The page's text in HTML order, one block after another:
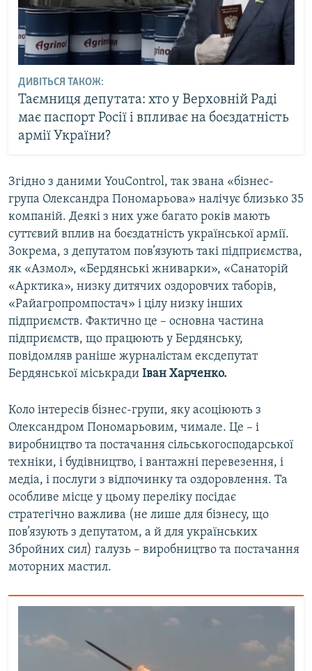
ДИВІТЬСЯ ТАКОЖ:
Таємниця депутата: хто у Верховній Раді
має паспорт Росії і впливає на боєздатність
армії України?
Згідно з даними YouControl, так звана «бізнес-
група Олександра Пономарьова» налічує близько 35
компаній. Деякі з них уже багато років мають
суттєвий вплив на боєздатність української армії.
Зокрема, з депутатом пов’язують такі підприємства,
як «Азмол», «Бердянські жниварки», «Санаторій
«Арктика», низку дитячих оздоровчих таборів,
«Райагропромпостач» і цілу низку інших
підприємств. Фактично це – основна частина
підприємств, що працюють у Бердянську,
повідомляв раніше журналістам ексдепутат
Бердянської міськради Іван Харченко.
Коло інтересів бізнес-групи, яку асоціюють з
Олександром Пономарьовим, чимале. Це – і
виробництво та постачання сільськогосподарської
техніки, і будівництво, і вантажні перевезення, і
медіа, і послуги з відпочинку та оздоровлення. Та
особливе місце у цьому переліку посідає
стратегічно важлива (не лише для бізнесу, що
пов’язують з депутатом, а й для українських
Збройних сил) галузь – виробництво та постачання
моторних мастил.